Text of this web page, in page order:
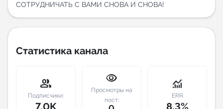
Индивидуальное сопровождение
Аналитика Telegram
СОТРУДНИЧАТЬ С ВАМИ СНОВА И СНОВА!
Статистика канала
group
Подписчики:
7.0K
visibility
Просмотры на
пост:
monitoring
ERR
8.3%